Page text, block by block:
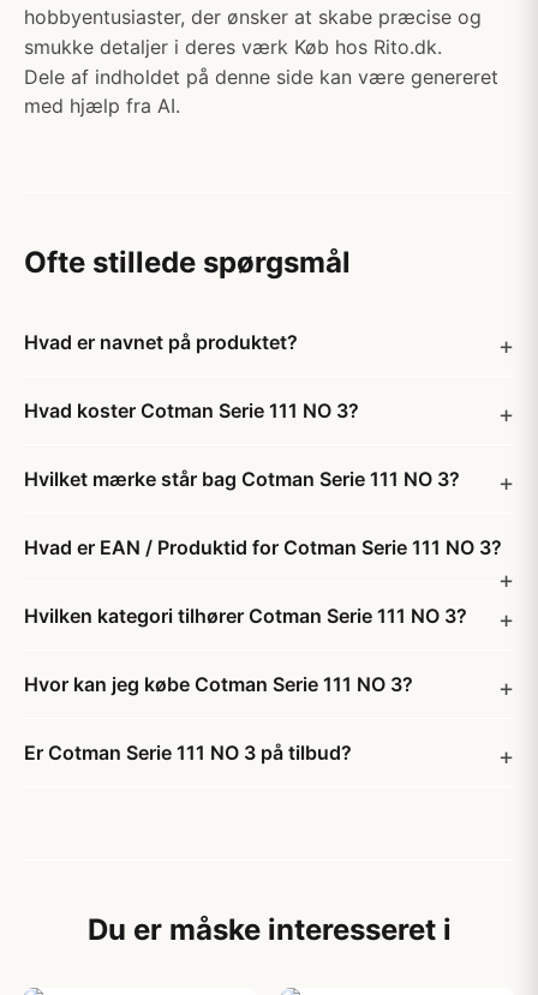
hobbyentusiaster, der ønsker at skabe præcise og
smukke detaljer i deres værk Køb hos Rito.dk.
Dele af indholdet på denne side kan være genereret
med hjælp fra AI.
Ofte stillede spørgsmål
Hvad er navnet på produktet?
Hvad koster Cotman Serie 111 NO 3?
Hvilket mærke står bag Cotman Serie 111 NO 3?
Hvad er EAN / Produktid for Cotman Serie 111 NO 3?
Hvilken kategori tilhører Cotman Serie 111 NO 3?
Hvor kan jeg købe Cotman Serie 111 NO 3?
Er Cotman Serie 111 NO 3 på tilbud?
Du er måske interesseret i